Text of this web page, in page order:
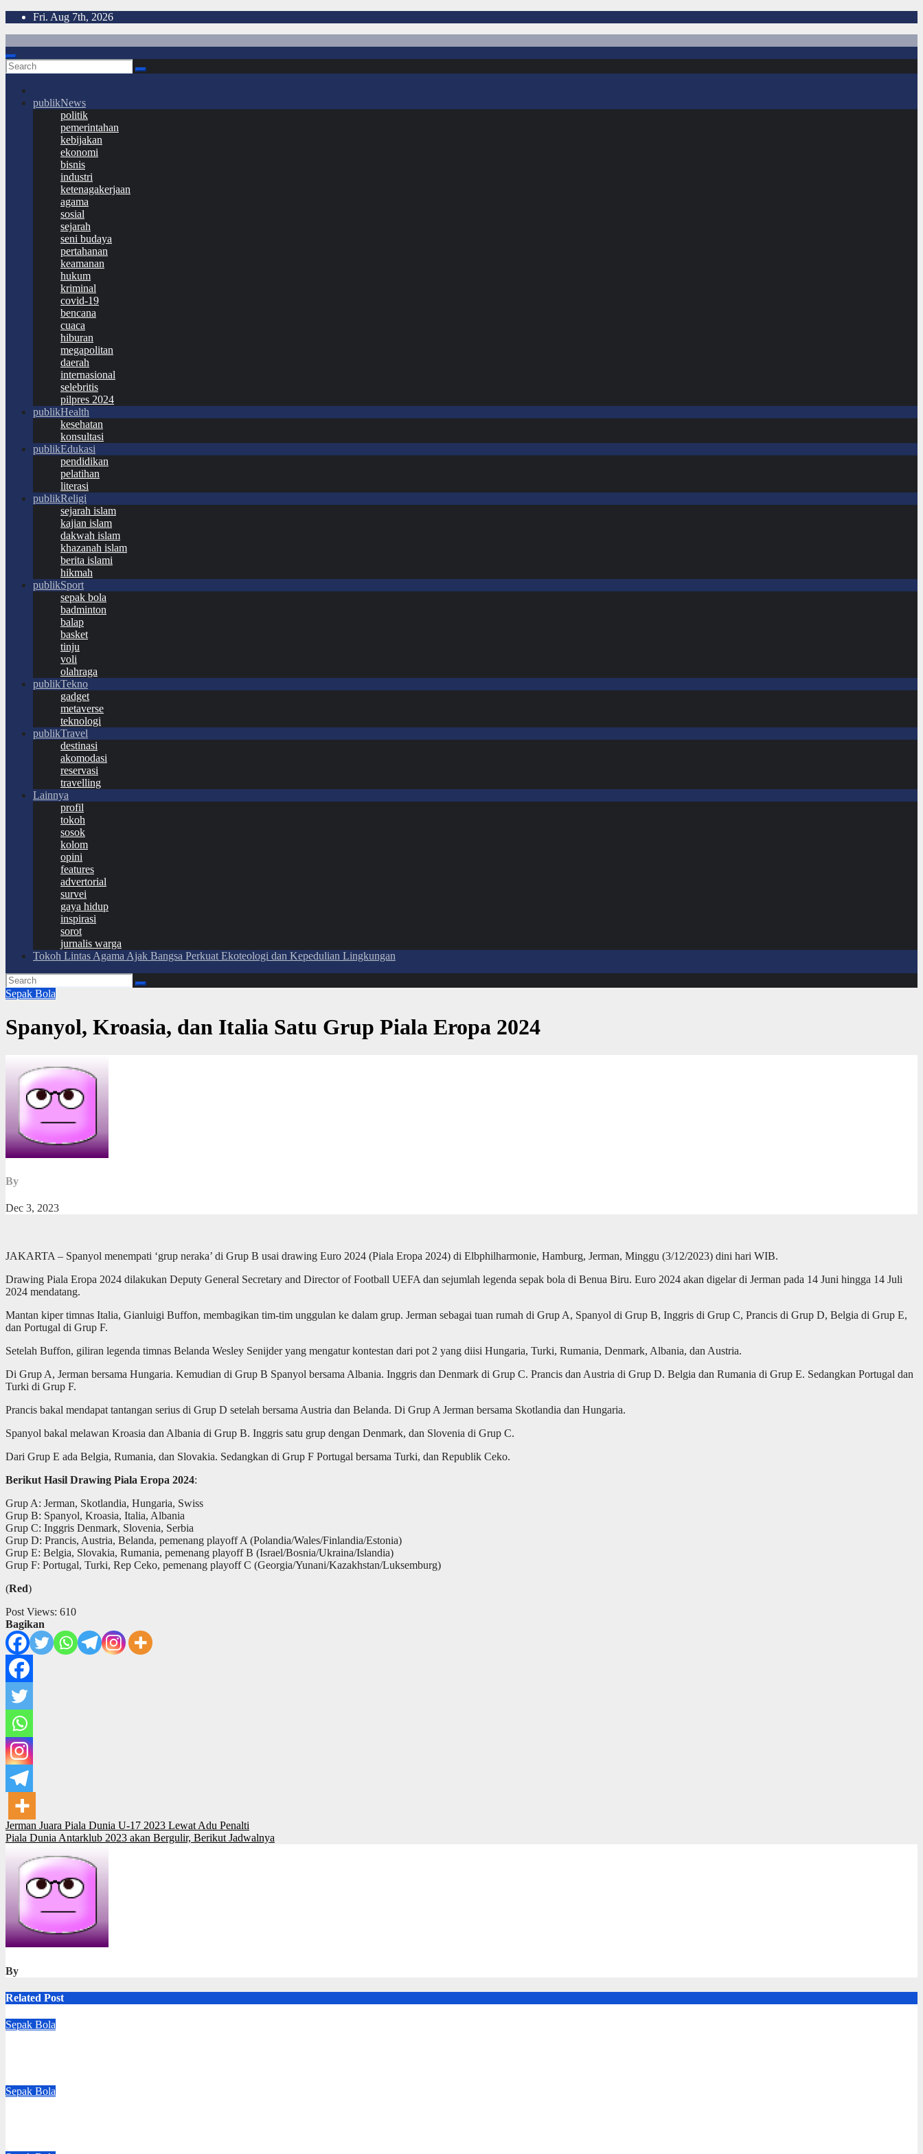
Skip
Fri. Aug 7th, 2026
publikNews
politik
pemerintahan
kebijakan
ekonomi
bisnis
industri
ketenagakerjaan
agama
sosial
sejarah
seni budaya
pertahanan
keamanan
hukum
kriminal
covid-19
bencana
cuaca
hiburan
megapolitan
daerah
internasional
selebritis
pilpres 2024
publikHealth
kesehatan
konsultasi
publikEdukasi
pendidikan
pelatihan
literasi
publikReligi
sejarah islam
kajian islam
dakwah islam
khazanah islam
berita islami
hikmah
publikSport
sepak bola
badminton
balap
basket
tinju
voli
olahraga
publikTekno
gadget
metaverse
teknologi
publikTravel
destinasi
akomodasi
reservasi
travelling
Lainnya
profil
tokoh
sosok
kolom
opini
features
advertorial
survei
gaya hidup
inspirasi
sorot
jurnalis warga
Tokoh Lintas Agama Ajak Bangsa Perkuat Ekoteologi dan Kepedulian Lingkungan
Sepak Bola
Spanyol, Kroasia, dan Italia Satu Grup Piala Eropa 2024
By
Dec 3, 2023
JAKARTA – Spanyol menempati ‘grup neraka’ di Grup B usai drawing Euro 2024 (Piala Eropa 2024) di Elbphilharmonie, Hamburg, Jerman, Minggu (3/12/2023) dini hari WIB.
Drawing Piala Eropa 2024 dilakukan Deputy General Secretary and Director of Football UEFA dan sejumlah legenda sepak bola di Benua Biru. Euro 2024 akan digelar di Jerman pada 14 Juni hingga 14 Juli
2024 mendatang.
Mantan kiper timnas Italia, Gianluigi Buffon, membagikan tim-tim unggulan ke dalam grup. Jerman sebagai tuan rumah di Grup A, Spanyol di Grup B, Inggris di Grup C, Prancis di Grup D, Belgia di Grup E,
dan Portugal di Grup F.
Setelah Buffon, giliran legenda timnas Belanda Wesley Senijder yang mengatur kontestan dari pot 2 yang diisi Hungaria, Turki, Rumania, Denmark, Albania, dan Austria.
Di Grup A, Jerman bersama Hungaria. Kemudian di Grup B Spanyol bersama Albania. Inggris dan Denmark di Grup C. Prancis dan Austria di Grup D. Belgia dan Rumania di Grup E. Sedangkan Portugal dan
Turki di Grup F.
Prancis bakal mendapat tantangan serius di Grup D setelah bersama Austria dan Belanda. Di Grup A Jerman bersama Skotlandia dan Hungaria.
Spanyol bakal melawan Kroasia dan Albania di Grup B. Inggris satu grup dengan Denmark, dan Slovenia di Grup C.
Dari Grup E ada Belgia, Rumania, dan Slovakia. Sedangkan di Grup F Portugal bersama Turki, dan Republik Ceko.
Berikut Hasil Drawing Piala Eropa 2024:
Grup A: Jerman, Skotlandia, Hungaria, Swiss
Grup B: Spanyol, Kroasia, Italia, Albania
Grup C: Inggris Denmark, Slovenia, Serbia
Grup D: Prancis, Austria, Belanda, pemenang playoff A (Polandia/Wales/Finlandia/Estonia)
Grup E: Belgia, Slovakia, Rumania, pemenang playoff B (Israel/Bosnia/Ukraina/Islandia)
Grup F: Portugal, Turki, Rep Ceko, pemenang playoff C (Georgia/Yunani/Kazakhstan/Luksemburg)
(Red)
Post Views: 610
Bagikan
Post
navigation
Jerman Juara Piala Dunia U-17 2023 Lewat Adu Penalti
Piala Dunia Antarklub 2023 akan Bergulir, Berikut Jadwalnya
By
Related Post
Sepak Bola
Sepak Bola